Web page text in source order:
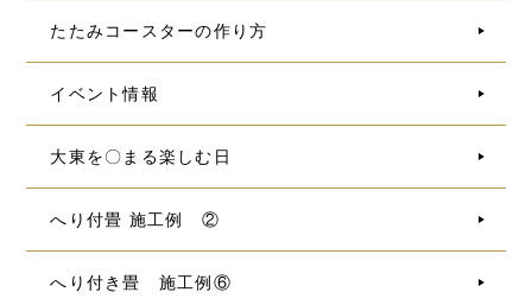
たたみコースターの作り方
イベント情報
大東を〇まる楽しむ日
へり付畳 施工例 ②
へり付き畳 施工例⑥